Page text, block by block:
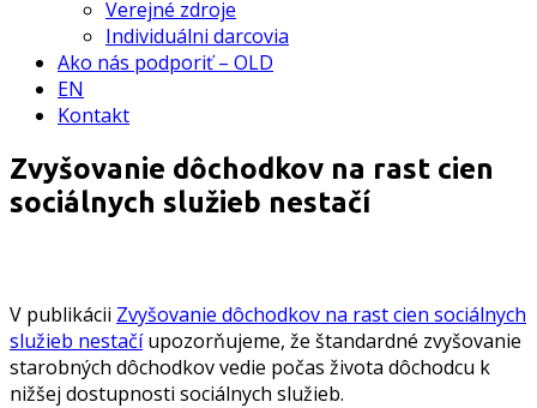
Verejné zdroje
Individuálni darcovia
Ako nás podporiť – OLD
EN
Kontakt
Zvyšovanie dôchodkov na rast cien
sociálnych služieb nestačí
V publikácii Zvyšovanie dôchodkov na rast cien sociálnych
služieb nestačíupozorňujeme, že štandardné zvyšovanie
starobných dôchodkov vedie počas života dôchodcu k
nižšej dostupnosti sociálnych služieb.